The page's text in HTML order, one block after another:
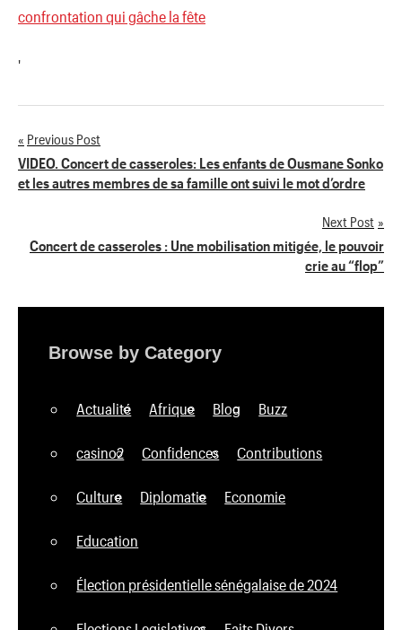
confrontation qui gâche la fête
'
Navigation
de
Previous Post
VIDEO. Concert de casseroles: Les enfants de Ousmane Sonko
et les autres membres de sa famille ont suivi le mot d’ordre
Next Post
Concert de casseroles : Une mobilisation mitigée, le pouvoir
crie au “flop”
Browse by Category
Actualité Afrique Blog Buzz
casino2 Confidences Contributions
Culture Diplomatie Economie
Education
Élection présidentielle sénégalaise de 2024